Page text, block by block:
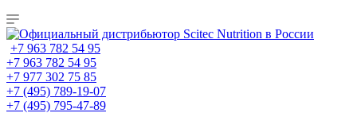
+7 963 782 54 95
+7 963 782 54 95
+7 977 302 75 85
+7 (495) 789-19-07
+7 (495) 795-47-89